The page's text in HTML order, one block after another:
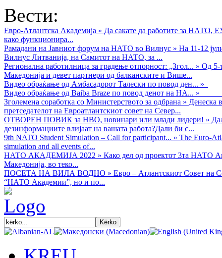
Вести:
Евро-Атлантска Академија » Да сакате да работите за НАТО,
како функционира...
Рамадани на Јавниот форум на НАТО во Вилнус » На 11-12
Вилнус Литванија, на Самитот на НАТО, за ...
Регионална работилница за градење отпорност: „Згол... » Од 5-
Македонија и девет партнери од балканските и Више...
Видео обраќањe од Амбасадорот Талески по повод ден... »
Видео обраќање од Baiba Braze по повод денот на НА... »
Зголемена соработка со Министерството за одбрана » Денеска
претседателот на Евроатлантскиот совет на Север...
ОТВОРЕН ПОВИК за НВО, новинари или млади лидери! »
дезинформациите влијаат на вашата работа?Дали би с...
9th NATO Student Simulation – Call for participant... » The Euro-
simulation and all events of...
НАТО АКАДЕМИЈА 2022 » Како дел од проектот 3та НАТО
Македонија, во теко...
ПОСЕТА НА ВИЛА ВОДНО » Евро – Атлантскиот Совет на
“НАТО Академии”, но и по...